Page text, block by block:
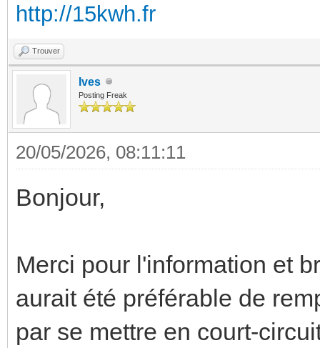
http://15kwh.fr
Trouver
Ives
Posting Freak
20/05/2026, 08:11:11
Bonjour,
Merci pour l'information et
aurait été préférable de
par se mettre en court-